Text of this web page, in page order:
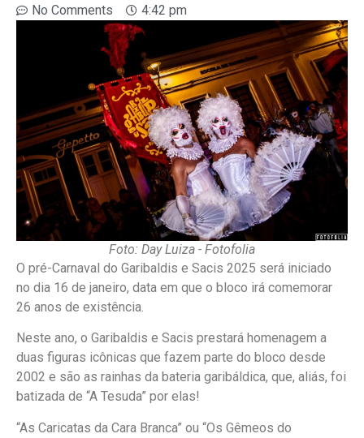
No Comments
4:42 pm
Foto: Day Luiza - Fotofolia
O pré-Carnaval do Garibaldis e Sacis 2025 será iniciado
no dia 16 de janeiro, data em que o bloco irá comemorar
26 anos de existência.
Neste ano, o Garibaldis e Sacis prestará homenagem a
duas figuras icônicas que fazem parte do bloco desde
2002 e são as rainhas da bateria garibáldica, que, aliás, foi
batizada de “A Tesuda” por elas!
“As Caricatas da Cara Branca” ou “Os Gêmeos do